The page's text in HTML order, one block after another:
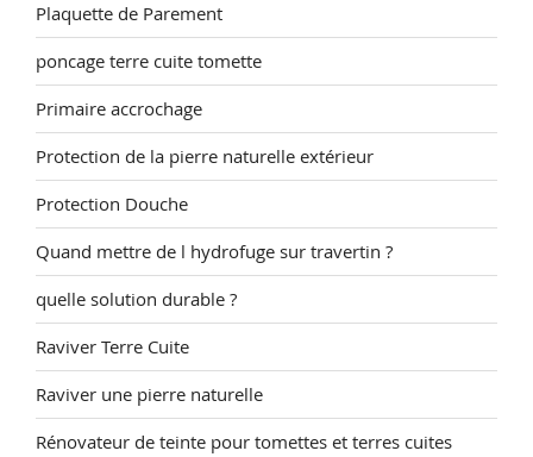
Plaquette de Parement
poncage terre cuite tomette
Primaire accrochage
Protection de la pierre naturelle extérieur
Protection Douche
Quand mettre de l hydrofuge sur travertin ?
quelle solution durable ?
Raviver Terre Cuite
Raviver une pierre naturelle
Rénovateur de teinte pour tomettes et terres cuites